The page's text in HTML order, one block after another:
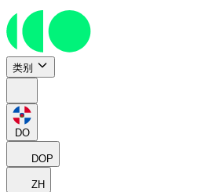
类别
DO
DOP
ZH